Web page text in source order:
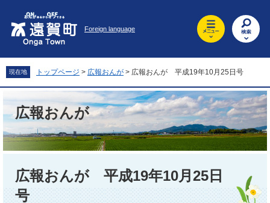
先
頭
を
飛
文
へ
Foreign language
現在地 トップページ > 広報おんが > 広報おんが 平成19年10月25日号
広報おんが
広報おんが 平成19年10月25日
号